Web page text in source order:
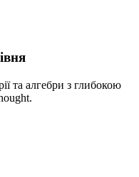
та алгебри з глибокою